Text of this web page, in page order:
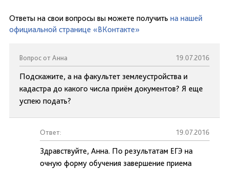
Ответы на свои вопросы вы можете получить на нашей
официальной странице «ВКонтакте»
Вопрос от Анна 19.07.2016
Подскажите, а на факультет землеустройства и
кадастра до какого числа приём документов? Я еще
успею подать?
Ответ: 19.07.2016
Здравствуйте, Анна. По результатам ЕГЭ на
очную форму обучения завершение приема